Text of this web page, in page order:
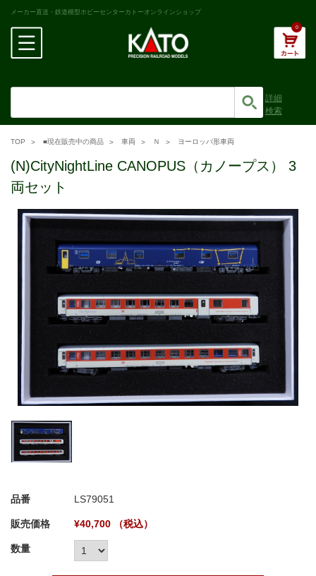
メーカー直送・鉄道模型ホビーセンターカトーオンラインショップ
0
詳細
検索
TOP ■現在販売中の商品 車両 Ｎ ヨーロッパ形車両
(N)CityNightLine CANOPUS（カノープス） 3
両セット
品番 LS79051
販売価格 ¥40,700 （税込）
数量